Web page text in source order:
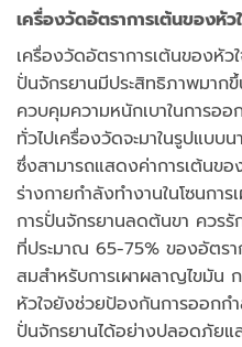
เครื่องวัดอัตราการเต้นของหัว
เครื่องวัดอัตราการเต้นของหั
ปั่นจักรยานมีประสิทธิภาพมาก
ควบคุมความหนักเบาในการออ
ทั่วไปเครื่องวัดจะมาในรูปแบ
ซึ่งสามารถแสดงค่าการเต้นขอ
ร่างกายกำลังทำงานในโซนกา
การปั่นจักรยานลดต้นขา ควรรั
ที่ประมาณ 65-75% ของอัตรา
สมสำหรับการเผาผลาญไขมัน
หัวใจยังช่วยป้องกันการออกก
ปั่นจักรยานได้อย่างปลอดภัย